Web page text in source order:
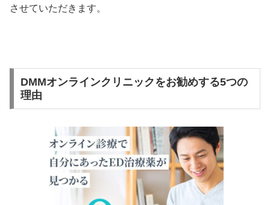
させていただきます。
DMMオンラインクリニックをお勧めする5つの
理由